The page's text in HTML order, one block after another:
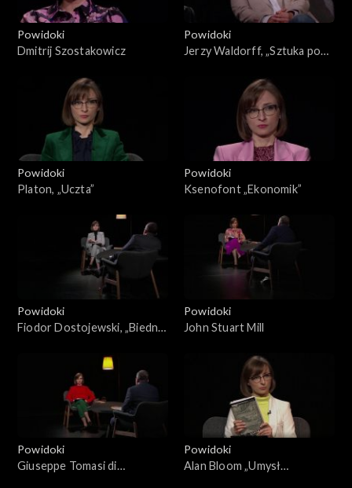
Powidoki
Dmitrij Szostakowicz
Powidoki
Jerzy Waldorff, „Sztuka pod
Powidoki
Platon, „Uczta”
Powidoki
Ksenofont „Ekonomik”
Powidoki
Fiodor Dostojewski, „Biedni
Powidoki
John Stuart Mill
Powidoki
Giuseppe Tomasi di
Powidoki
Alan Bloom „Umysł